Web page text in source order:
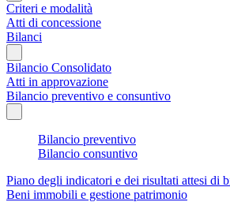
Criteri e modalità
Atti di concessione
Bilanci
Bilancio Consolidato
Atti in approvazione
Bilancio preventivo e consuntivo
Bilancio preventivo
Bilancio consuntivo
Piano degli indicatori e dei risultati attesi di
Beni immobili e gestione patrimonio